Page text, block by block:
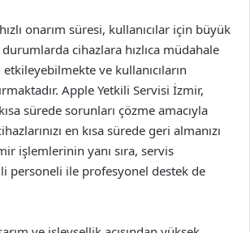
onarım süresi, kullanıcılar için büyük
cihazlara hızlıca müdahale
etkileyebilmekte ve kullanıcıların
Apple Yetkili Servisi İzmir,
sürede sorunları çözme amacıyla
en kısa sürede geri almanızı
işlemlerinin yanı sıra, servis
personeli ile profesyonel destek de